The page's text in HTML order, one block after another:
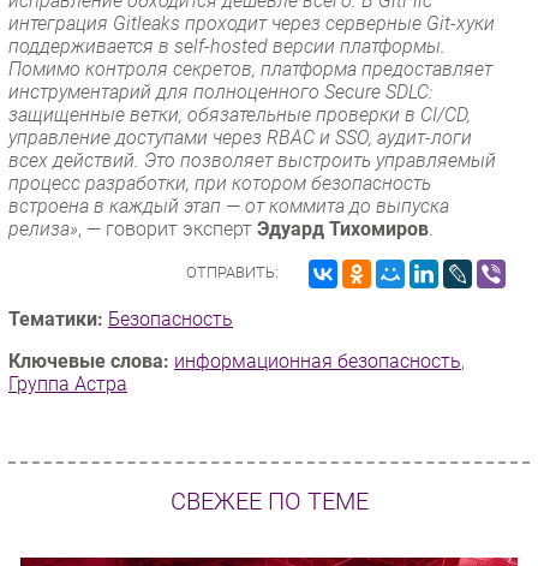
интеграция Gitleaks проходит через серверные Git-хуки
поддерживается в self-hosted версии платформы.
Помимо контроля секретов, платформа предоставляет
инструментарий для полноценного Secure SDLC:
защищенные ветки, обязательные проверки в CI/CD,
управление доступами через RBAC и SSO, аудит-логи
всех действий. Это позволяет выстроить управляемый
процесс разработки, при котором безопасность
встроена в каждый этап — от коммита до выпуска
релиза», — говорит эксперт Эдуард Тихомиров
ОТПРАВИТЬ:
Тематики: Безопасность
Ключевые слова: информационная безопасность,
Группа Астра
СВЕЖЕЕ ПО ТЕМЕ